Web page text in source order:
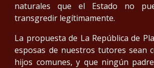
naturales que el Estado no
transgredir legítimamente.
La propuesta de La República de
esposas de nuestros tutores sean
hijos comunes, y que ningún